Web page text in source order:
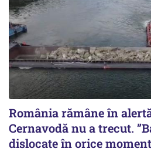
România rămâne în
Cernavodă nu a trecut.
dislocate în orice